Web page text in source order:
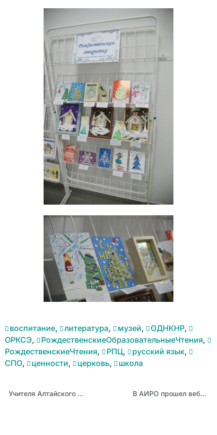
воспитание, литература, музей, ОДНКНР,
ОРКСЭ, РождественскиеОбразовательныеЧтения,
РождественскиеЧтения, РПЦ, русский язык,
СПО, ценности, церковь, школа
Учителя Алтайского края и Республики Тыва повысили финансовую грамотность В АИРО прошел вебинар для учителей математики, посвященный результатам ЕГЭ в Алтайском крае по предмету за 2024 год